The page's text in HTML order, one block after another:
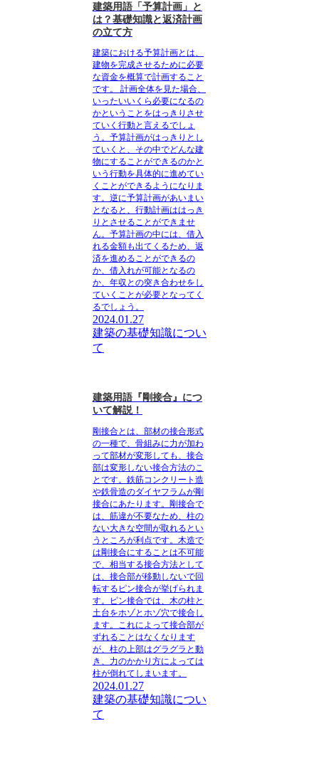
建築用語「予算計画」と
は？基礎知識と返済計画
の立て方
建築における予算計画とは、
建物を完成させるために必要
な資金を概算で計画すること
です。
計画全体を見た場合、
いったいいくら必要になるの
かということをはっきりさせ
ていく行動と言えるでしょ
う。予算計画がはっきりとし
ていくと、その中でどんな建
物にすることができるのかと
いう行動を具体的に進めてい
くことができるようになりま
す。逆に予算計画があいまい
となると、行動計画ははっき
りとさせることができませ
ん。予算計画の中には、借入
れる金額も出てくるため、返
済を進めることができるの
か、借入れが可能となるの
か、年収との突き合わせをし
ていくことが必要となってく
るでしょう。
2024.01.27
建築の基礎知識につい
て
建築用語『剛接合』につ
いて解説！
剛接合とは、部材の接合形式
の一種で、骨組みに力が加わ
って部材が変形しても、接合
部は変形しない接合方法のこ
とです。 鉄筋コンクリート造
や鉄骨造のダイヤフラムが剛
接合にあたります。剛接合で
は、筋違が不要なため、柱の
ない大きな空間が取れるとい
うところが利点です。木造で
は剛接合にすることは不可能
で、相当する接合方法として
は、接合部が移動しないで回
転するピン接合が挙げられま
す。ピン接合では、木の柱と
土台をホゾとホゾ穴で接合し
ます。これによって接合部が
ずれることはなくなります
が、柱の上部はグラグラと動
き、力のかかり方によっては
柱が倒れてしまいます。
2024.01.27
建築の基礎知識につい
て